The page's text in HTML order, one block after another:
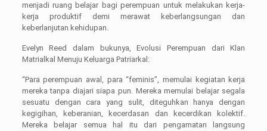
menjadi ruang belajar bagi perempuan untuk melakukan kerja-
kerja produktif demi merawat keberlangsungan dan
keberlanjutan kehidupan.
Evelyn Reed dalam bukunya, Evolusi Perempuan dari Klan
Matrialkal Menuju Keluarga Patriarkal:
“Para perempuan awal, para “feminis”, memulai kegiatan kerja
mereka tanpa diajari siapa pun. Mereka memulai belajar segala
sesuatu dengan cara yang sulit, diteguhkan hanya dengan
kegigihan, keberanian, kecerdasan dan kecerdikan kolektif.
Mereka belajar semua hal itu dari pengamatan langsung